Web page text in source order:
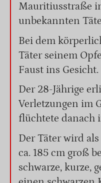
Mauritiusstraße
unbekannten
Bei dem
Täter seinem
Faust ins Gesicht.
Der 28-Jährige
Verletzungen im
flüchtete danach
Der Täter wird
ca. 185 cm groß
schwarze, kurze,